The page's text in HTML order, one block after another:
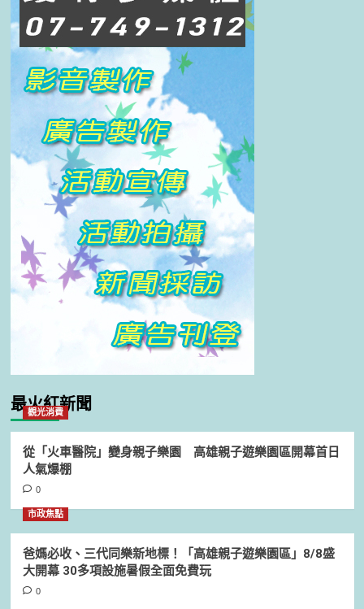
最火紅新聞
觀光消費
從「火車醫院」變身親子樂園 高雄親子遊樂園區開幕首日
人氣爆棚
0
市政焦點
爸媽必收、三代同樂新地標！「高雄親子遊樂園區」8/8盛
大開幕 30多項設施暑假全面免費玩
0